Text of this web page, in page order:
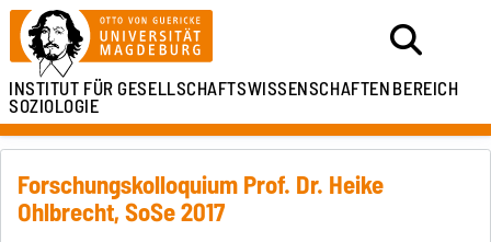
INSTITUT FÜRGESELLSCHAFTSWISSENSCHAFTENBEREICH
SOZIOLOGIE
Forschungskolloquium Prof. Dr. Heike
Ohlbrecht, SoSe 2017